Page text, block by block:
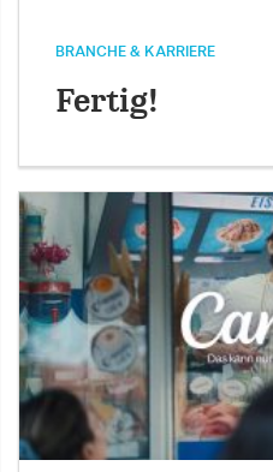
BRANCHE & KARRIERE
Fertig!